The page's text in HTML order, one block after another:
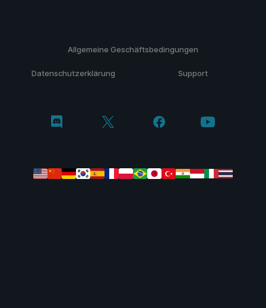
Allgemeine Geschäftsbedingungen
Datenschutzerklärung Support